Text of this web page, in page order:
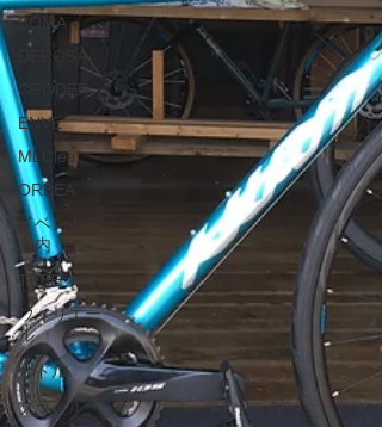
BOMA
DEROSA
CRODER
ENVE
MLCleat
ORBEA
イベントご
案内
TEBE
ウィリエー
ル
サドル
グラベル